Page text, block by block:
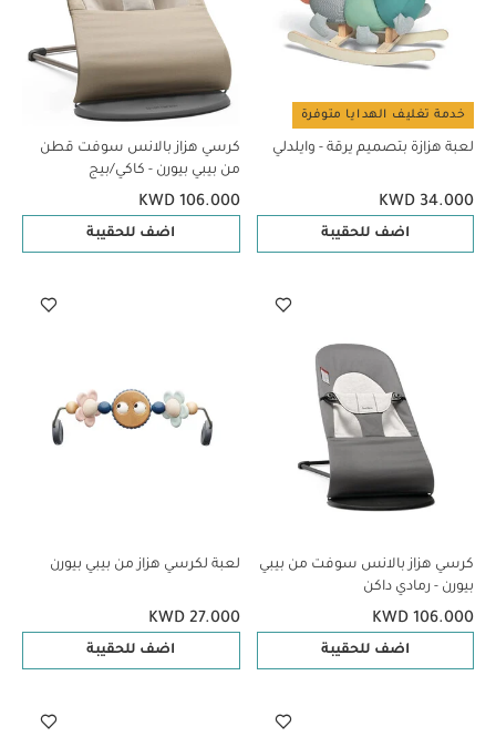
خدمة تغليف الهدايا متوفرة
لعبة هزازة بتصميم يرقة - وايلدلي
KWD 34.000
اضف للحقيبة
كرسي هزاز بالانس سوفت قطن
من بيبي بيورن - كاكي/بيج
KWD 106.000
اضف للحقيبة
كرسي هزاز بالانس سوفت من بيبي
بيورن - رمادي داكن
KWD 106.000
اضف للحقيبة
لعبة لكرسي هزاز من بيبي بيورن
KWD 27.000
اضف للحقيبة